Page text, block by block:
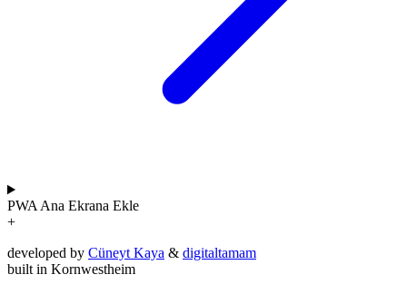
PWA Ana Ekrana Ekle
+
developed by Cüneyt Kaya & digitaltamam
built in Kornwestheim